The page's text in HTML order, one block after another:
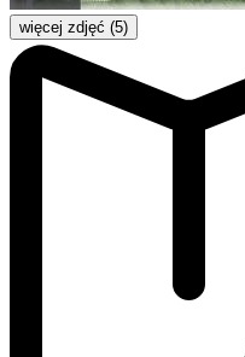
więcej zdjęć (5)